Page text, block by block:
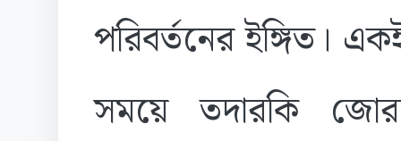
পরিবর্তনের ইঙ্গিত।
সময়ে তদারকি